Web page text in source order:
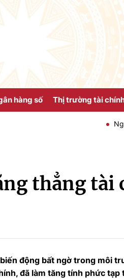
hàng số Thị trường tài
Ngân
thẳng tài
động bất ngờ trong môi
đã làm tăng tính phức